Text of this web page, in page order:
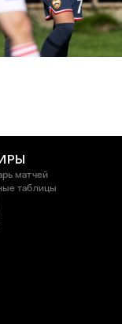
матчей
таблицы